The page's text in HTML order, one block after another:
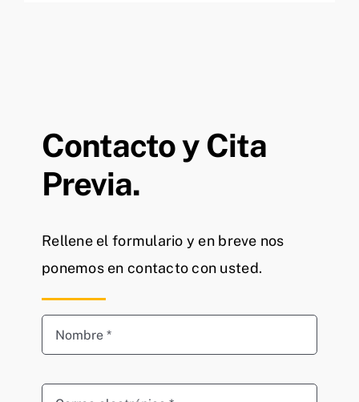
Contacto y Cita
Previa.
Rellene el formulario y en breve nos
ponemos en contacto con usted.